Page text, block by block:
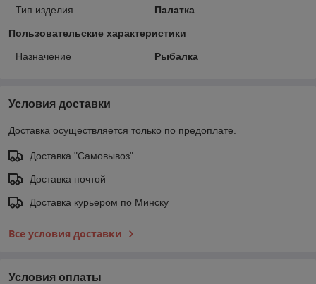
Тип изделия
Палатка
Пользовательские характеристики
Назначение Рыбалка
Условия доставки
Доставка осуществляется только по предоплате.
Доставка "Самовывоз"
Доставка почтой
Доставка курьером по Минску
Все условия доставки
Условия оплаты